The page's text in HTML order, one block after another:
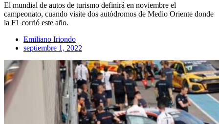
El mundial de autos de turismo definirá en noviembre el
campeonato, cuando visite dos autódromos de Medio Oriente donde
la F1 corrió este año.
Emiliano Iriondo
septiembre 1, 2022